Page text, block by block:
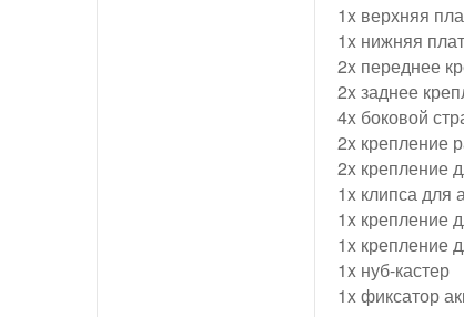
1x верхняя
1x нижняя
2x переднее
2x заднее
4x боковой
2x крепление
2x крепление
1x клипса для
1x крепление
1x крепление
1x нуб-кастер
1x фиксатор